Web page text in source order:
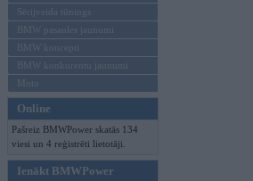
Sērijveida tūnings
BMW pasaules jaunumi
BMW koncepti
BMW konkurentu jaunumi
Moto
Online
Pašreiz BMWPower skatās 134
viesi un 4 reģistrēti lietotāji.
Ienākt BMWPower